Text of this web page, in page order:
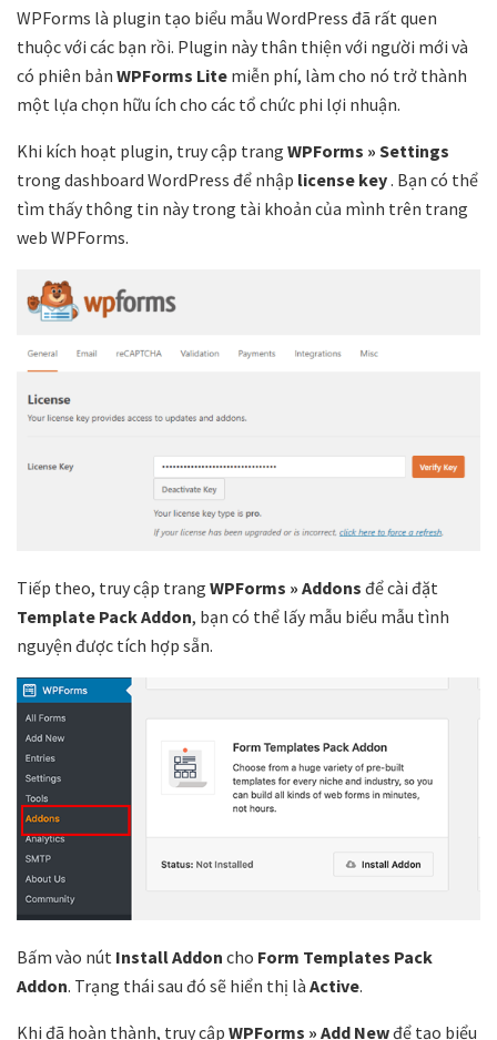
WPForms là plugin tạo biểu mẫu WordPress đã rất quen
thuộc với các bạn rồi. Plugin này thân thiện với người mới và
có phiên bản WPForms Lite miễn phí, làm cho nó trở thành
một lựa chọn hữu ích cho các tổ chức phi lợi nhuận.
Khi kích hoạt plugin, truy cập trang WPForms » Settings
trong dashboard WordPress để nhập license key. Bạn có thể
tìm thấy thông tin này trong tài khoản của mình trên trang
web WPForms.
Tiếp theo, truy cập trang WPForms » Addons để cài đặt
Template Pack Addon, bạn có thể lấy mẫu biểu mẫu tình
nguyện được tích hợp sẵn.
Bấm vào nút Install Addon cho Form Templates Pack
Addon. Trạng thái sau đó sẽ hiển thị là Active.
Khi đã hoàn thành, truy cập WPForms » Add Newđể tạo biểu